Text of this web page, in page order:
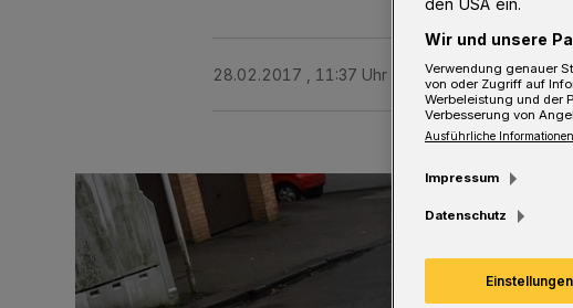
28.02.2017 , 11:37 Uhr 2 Minuten Lesezeit
den USA ein.
Wir und unsere
Verwendung genauer
von oder Zugriff auf
Werbeleistung und der
Verbesserung von
Ausführliche Informationen
Impressum
Datenschutz
Einstellungen